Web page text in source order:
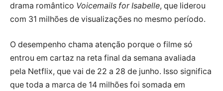
drama romântico Voicemails for Isabelle, que liderou
com 31 milhões de visualizações no mesmo período.
O desempenho chama atenção porque o filme só
entrou em cartaz na reta final da semana avaliada
pela Netflix, que vai de 22 a 28 de junho. Isso significa
que toda a marca de 14 milhões foi somada em